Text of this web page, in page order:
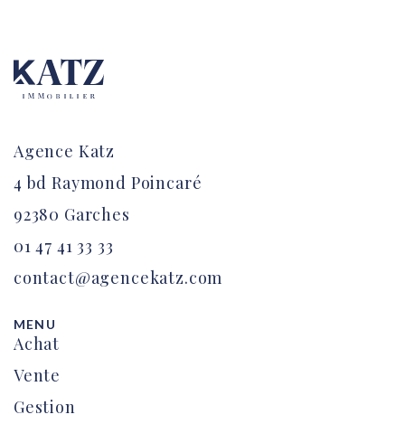
Agence Katz
4 bd Raymond Poincaré
92380 Garches
01 47 41 33 33
contact@agencekatz.com
MENU
Achat
Vente
Gestion